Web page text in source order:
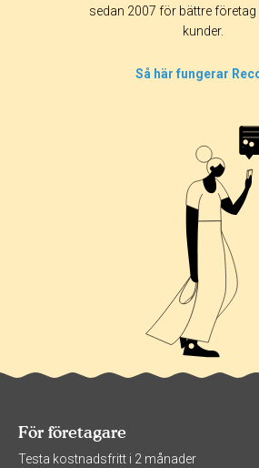
sedan 2007 för bättre
kunder.
Så här fungerar
För företagare
Testa kostnadsfritt i 2 månader